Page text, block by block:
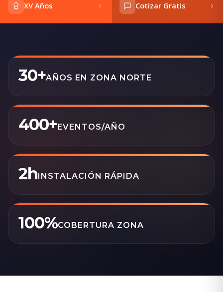
XV Años Cotizar Gratis
30+AÑOS EN ZONA NORTE
400+EVENTOS/AÑO
2hINSTALACIÓN RÁPIDA
100%COBERTURA ZONA